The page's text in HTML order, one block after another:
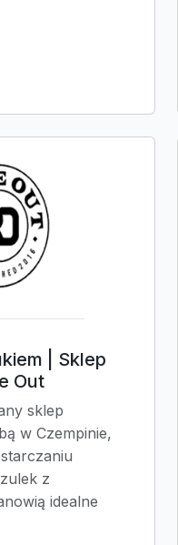
| Sklep
Out
sklep
w Czempinie,
z
idealne